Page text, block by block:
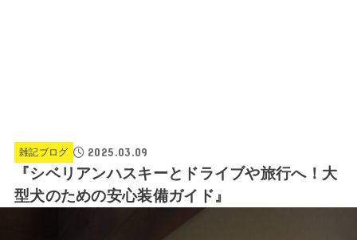
雑記ブログ 2025.03.09
『シベリアンハスキーとドライブや旅行へ！大
型犬のための安心装備ガイド』